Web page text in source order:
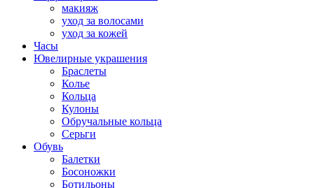
макияж
уход за волосами
уход за кожей
Часы
Ювелирные украшения
Браслеты
Колье
Кольца
Кулоны
Обручальные кольца
Серьги
Обувь
Балетки
Босоножки
Ботильоны